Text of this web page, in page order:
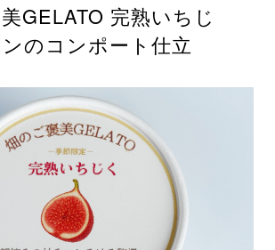
美GELATO 完熟いちじ
のコンポート仕立